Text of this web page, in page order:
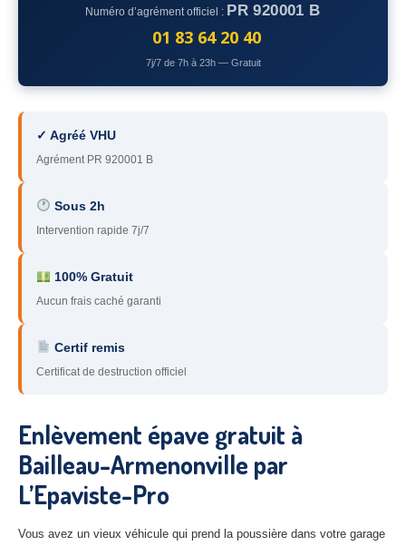
– Yvelines
– Hauts-de-Seine
93– Seine-Saint-Denis
94 – Val-de-Marne
95– Val d’Oise
91 – Essonne
– Yonne
60 – Oise
45 – Loiret
10– Aube
02– Aisne
Tousles secteurs
Numéro d’agrément officiel : PR 920001 B
01 83 64 20 40
7j/7 de 7h à 23h — Gratuit
✓ Agréé VHU
Agrément PR 920001 B
Sous 2h
Intervention rapide 7j/7
100% Gratuit
Aucun frais caché garanti
Certif remis
Certificat de destruction officiel
Enlèvement épave gratuit à
Bailleau-Armenonville par
L’Epaviste-Pro
Vous avez un vieux véhicule qui prend la poussière dans votre garage